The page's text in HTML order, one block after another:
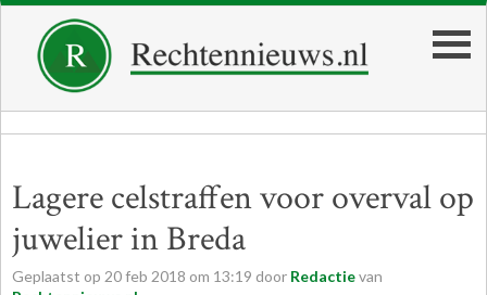
Lagere celstraffen voor overval op
juwelier in Breda
Geplaatst op 20feb 2018 om 13:19 door Redactievan